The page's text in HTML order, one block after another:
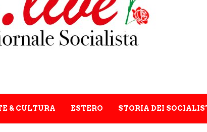
& CULTURA ESTERO STORIA DEI